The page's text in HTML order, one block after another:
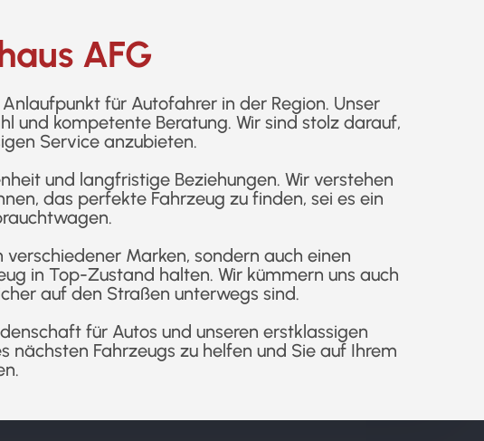
AFG
für Autofahrer in der Region. Unser
und kompetente Beratung. Wir sind stolz darauf,
Service anzubieten.
und langfristige Beziehungen. Wir verstehen
das perfekte Fahrzeug zu finden, sei es ein
Marken, sondern auch einen
in Top-Zustand halten. Wir kümmern uns auch
auf den Straßen unterwegs sind.
für Autos und unseren erstklassigen
nächsten Fahrzeugs zu helfen und Sie auf Ihrem